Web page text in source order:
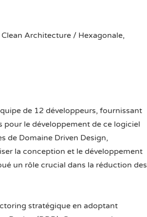
Architecture / Hexagonale,
de 12 développeurs, fournissant
le développement de ce logiciel
de Domaine Driven Design,
la conception et le développement
un rôle crucial dans la réduction des
stratégique en adoptant